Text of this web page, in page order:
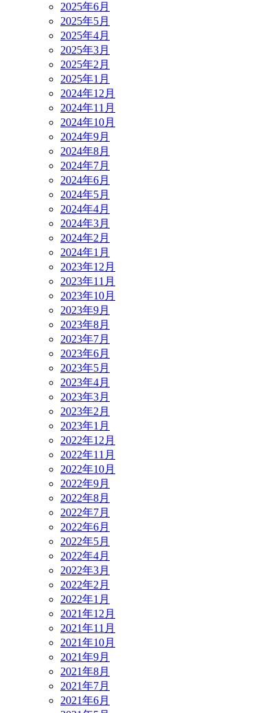
2025年6月
2025年5月
2025年4月
2025年3月
2025年2月
2025年1月
2024年12月
2024年11月
2024年10月
2024年9月
2024年8月
2024年7月
2024年6月
2024年5月
2024年4月
2024年3月
2024年2月
2024年1月
2023年12月
2023年11月
2023年10月
2023年9月
2023年8月
2023年7月
2023年6月
2023年5月
2023年4月
2023年3月
2023年2月
2023年1月
2022年12月
2022年11月
2022年10月
2022年9月
2022年8月
2022年7月
2022年6月
2022年5月
2022年4月
2022年3月
2022年2月
2022年1月
2021年12月
2021年11月
2021年10月
2021年9月
2021年8月
2021年7月
2021年6月